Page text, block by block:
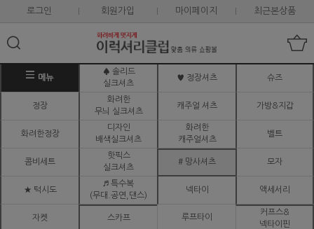
로그인 회원가입 마이페이지 최근본상품
메뉴
♠ 솔리드
실크셔츠
♥ 정장셔츠 슈즈
정장
화려한
무늬 실크셔츠
캐주얼 셔츠 가방&지갑
화려한정장
디자인
배색실크셔츠
화려한
캐주얼셔츠
벨트
콤비세트
핫픽스
실크셔츠
# 망사셔츠 모자
★ 턱시도
♬ 특수복
(무대.공연,댄스)
넥타이 액세서리
자켓 스카프 루프타이
커프스&
넥타이핀